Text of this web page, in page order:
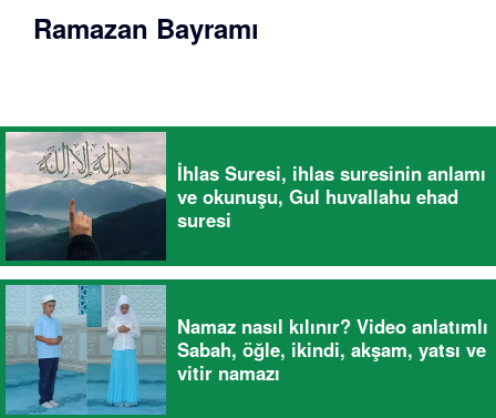
Ramazan Bayramı
İhlas Suresi, ihlas suresinin anlamı
ve okunuşu, Gul huvallahu ehad
suresi
Namaz nasıl kılınır? Video anlatımlı
Sabah, öğle, ikindi, akşam, yatsı ve
vitir namazı